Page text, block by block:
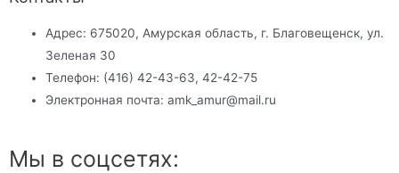
Адрес: 675020, Амурская область, г. Благовещенск, ул.
Зеленая 30
Телефон: (416) 42-43-63, 42-42-75
Электронная почта: amk_amur@mail.ru
Мы в соцсетях: